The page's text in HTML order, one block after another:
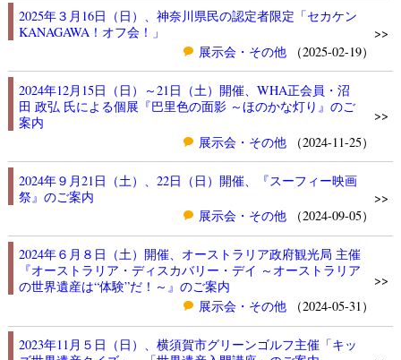
2025年３月16日（日）、神奈川県民の認定者限定「セカケン
KANAGAWA！オフ会！」
展示会・その他
（2025-02-19）
>>
2024年12月15日（日）～21日（土）開催、WHA正会員・沼
田 政弘 氏による個展『巴里色の面影 ～ほのかな灯り』のご
案内
展示会・その他
（2024-11-25）
>>
2024年９月21日（土）、22日（日）開催、『スーフィー映画
祭』のご案内
展示会・その他
（2024-09-05）
>>
2024年６月８日（土）開催、オーストラリア政府観光局 主催
『オーストラリア・ディスカバリー・デイ ～オーストラリア
の世界遺産は“体験”だ！～』のご案内
展示会・その他
（2024-05-31）
>>
2023年11月５日（日）、横須賀市グリーンゴルフ主催「キッ